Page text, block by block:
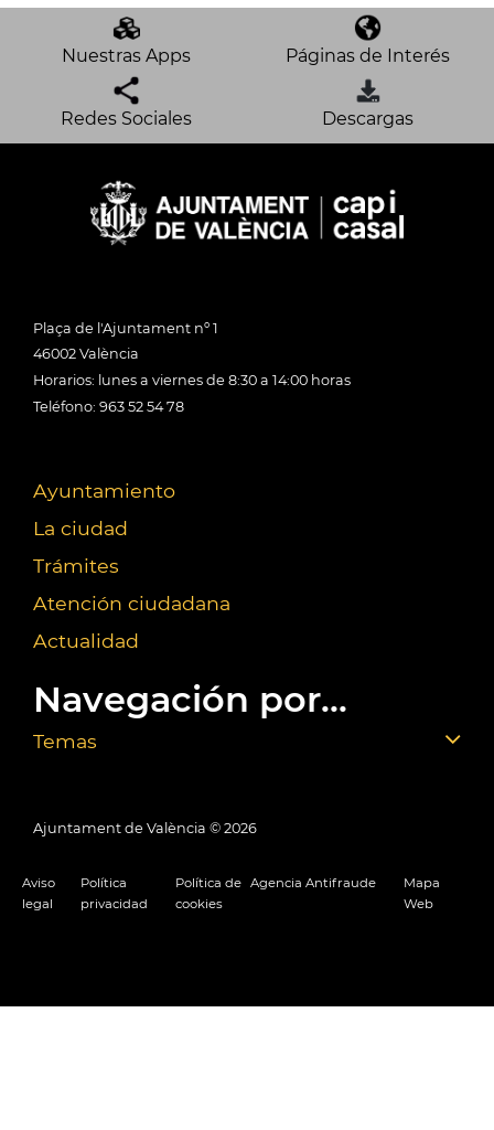
Nuestras Apps Páginas de Interés
Redes Sociales Descargas
Plaça de l'Ajuntament nº 1
46002 València
Horarios: lunes a viernes de 8:30 a 14:00 horas
Teléfono: 963 52 54 78
Ayuntamiento
La ciudad
Trámites
Atención ciudadana
Actualidad
Navegación por...
Temas
Ajuntament de València © 2026
Aviso
legal
Política
privacidad
Política de
cookies
Agencia Antifraude
Mapa
Web